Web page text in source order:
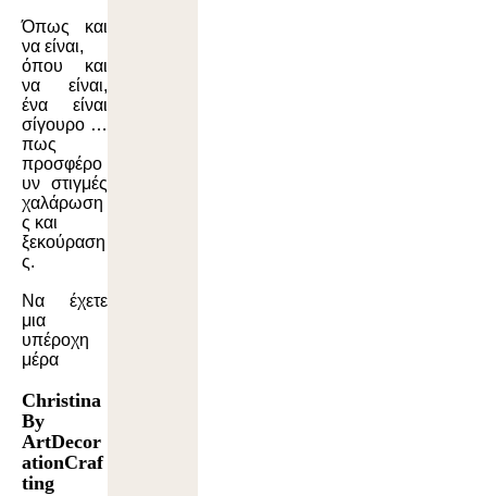
Όπως και
να είναι,
όπου και
να είναι,
ένα είναι
σίγουρο …
πως
προσφέρο
υν στιγμές
χαλάρωση
ς και
ξεκούραση
ς.
Να έχετε
μια
υπέροχη
μέρα
Christina
By
ArtDecor
ationCraf
ting